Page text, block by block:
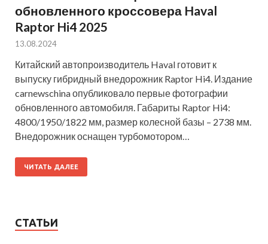
обновленного кроссовера Haval
Raptor Hi4 2025
13.08.2024
Китайский автопроизводитель Haval готовит к
выпуску гибридный внедорожник Raptor Hi4. Издание
carnewschina опубликовало первые фотографии
обновленного автомобиля. Габариты Raptor Hi4:
4800/1950/1822 мм, размер колесной базы – 2738 мм.
Внедорожник оснащен турбомотором…
ЧИТАТЬ ДАЛЕЕ
СТАТЬИ